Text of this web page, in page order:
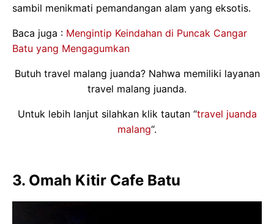
sambil menikmati pemandangan alam yang eksotis.
Baca juga : Mengintip Keindahan di Puncak Cangar
Batu yang Mengagumkan
Butuh travel malang juanda? Nahwa memiliki layanan
travel malang juanda.
Untuk lebih lanjut silahkan klik tautan “travel juanda
malang“.
3. Omah Kitir Cafe Batu